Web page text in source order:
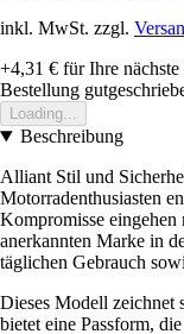
inkl. MwSt. zzgl.
+4,31 € für Ihre
Bestellung
Loading...
Beschreibung
Alliant Stil und
Motorradenthusiasten
Kompromisse
anerkannten Marke in
täglichen Gebrauch
Dieses Modell zeichnet
bietet eine Passform,